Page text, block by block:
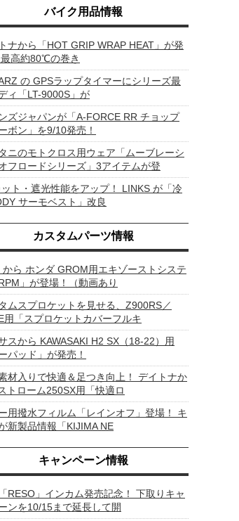
バイク用品情報
ナから「HOT GRIP WRAP HEAT」が発
高約80℃の巻き
の GPSラップタイマーにシリーズ最
ィ「LT-9000S」が
ズジャパンが「A-FORCE RR チョップ
ボン」を9/10発売！
ニのモトクロス用ウェア「ムーブレーシ
フロードシリーズ」3アイテムが登
ット・遮光性能をアップ！ LINKS が「冷
サーモベスト」改良
カスタムパーツ情報
から ホンダ GROM用エキゾーストシステ
」が登場！（動画あり
ムスプロケットを見せる、Z900RS／
用「スプロケットカバーフルキ
スから KAWASAKI H2 SX（18-22）用
パッド」が発売！
材入りで快適＆足つき向上！ デイトナか
トローム250SX用「快適ロ
用撥水フィルム「レインオフ」登場！ キ
新製品情報「KIJIMA NE
キャンペーン情報
RESO」インカム発売記念！ 下取りキャ
ンを10/15まで延長して開